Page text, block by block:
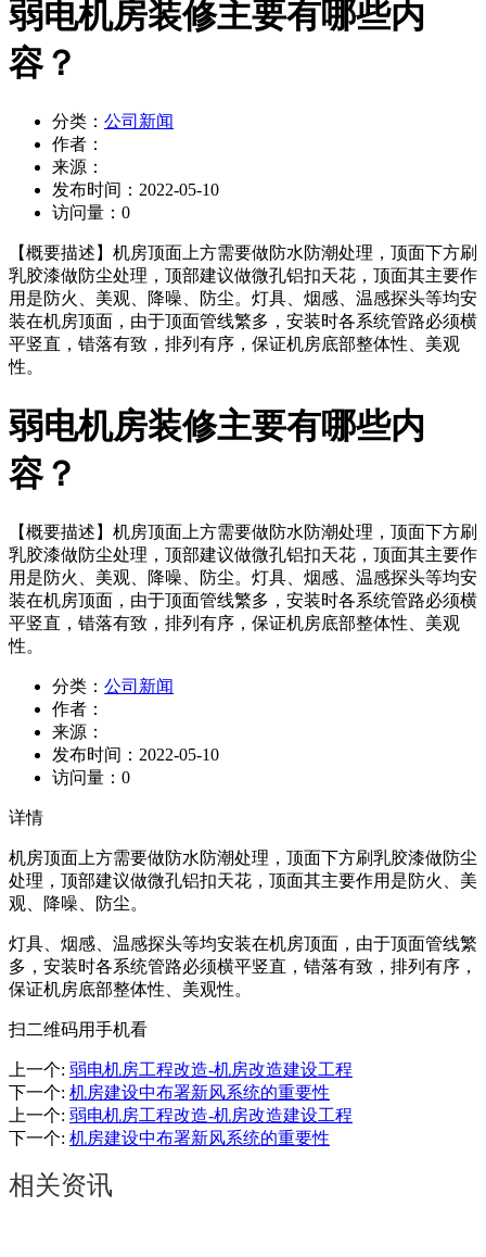
弱电机房装修主要有哪些内
容？
分类： 公司新闻
作者：
来源：
发布时间： 2022-05-10
访问量： 0
【概要描述】 机房顶面上方需要做防水防潮处理，顶面下方刷
乳胶漆做防尘处理，顶部建议做微孔铝扣天花，顶面其主要作
用是防火、美观、降噪、防尘。灯具、烟感、温感探头等均安
装在机房顶面，由于顶面管线繁多，安装时各系统管路必须横
平竖直，错落有致，排列有序，保证机房底部整体性、美观
性。
弱电机房装修主要有哪些内
容？
【概要描述】 机房顶面上方需要做防水防潮处理，顶面下方刷
乳胶漆做防尘处理，顶部建议做微孔铝扣天花，顶面其主要作
用是防火、美观、降噪、防尘。灯具、烟感、温感探头等均安
装在机房顶面，由于顶面管线繁多，安装时各系统管路必须横
平竖直，错落有致，排列有序，保证机房底部整体性、美观
性。
分类： 公司新闻
作者：
来源：
发布时间： 2022-05-10
访问量： 0
详情
机房顶面上方需要做防水防潮处理，顶面下方刷乳胶漆做防尘
处理，顶部建议做微孔铝扣天花，顶面其主要作用是防火、美
观、降噪、防尘。
灯具、烟感、温感探头等均安装在机房顶面，由于顶面管线繁
多，安装时各系统管路必须横平竖直，错落有致，排列有序，
保证机房底部整体性、美观性。
扫二维码用手机看
上一个: 弱电机房工程改造-机房改造建设工程
下一个: 机房建设中布署新风系统的重要性
上一个: 弱电机房工程改造-机房改造建设工程
下一个: 机房建设中布署新风系统的重要性
相关资讯